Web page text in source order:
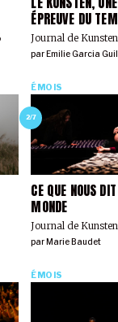
ÉPREUVE DU
Journal de
parEmilie Garcia
2/7
CE QUE NOUS
MONDE
Journal de
ÉMOIS
parMarie Baudet
ÉMOIS